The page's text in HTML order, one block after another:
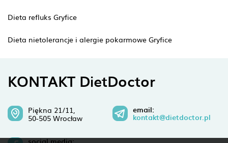
Dieta refluks Gryfice
Dieta nietolerancje i alergie pokarmowe Gryfice
KONTAKT DietDoctor
Piękna 21/11,
50-505 Wrocław
email:
kontakt@dietdoctor.pl